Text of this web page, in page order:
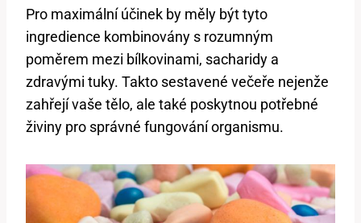
Pro maximální účinek by měly být tyto
ingredience kombinovány s rozumným
poměrem mezi bílkovinami, sacharidy a
zdravými tuky. Takto sestavené večeře nejenže
zahřejí vaše tělo, ale také poskytnou potřebné
živiny pro správné fungování organismu.